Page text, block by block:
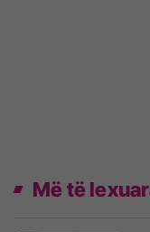
Më të